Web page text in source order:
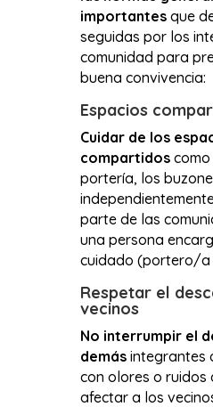
importantesque
seguidas por los
comunidad para
buena convivencia:
Espacios
Cuidar de los
compartidoscomo
portería, los
parte de las
una persona
cuidado (portero/
Respetar el
vecinos
No interrumpir el
demásintegrantes
con olores o ruidos
afectar a los